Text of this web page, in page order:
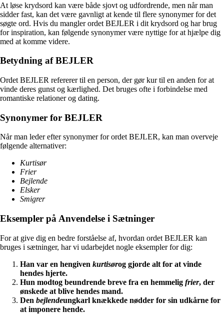
At løse krydsord kan være både sjovt og udfordrende, men når man
sidder fast, kan det være gavnligt at kende til flere synonymer for det
søgte ord. Hvis du mangler ordet BEJLER i dit krydsord og har brug
for inspiration, kan følgende synonymer være nyttige for at hjælpe dig
med at komme videre.
Betydning af BEJLER
Ordet BEJLER refererer til en person, der gør kur til en anden for at
vinde deres gunst og kærlighed. Det bruges ofte i forbindelse med
romantiske relationer og dating.
Synonymer for BEJLER
Når man leder efter synonymer for ordet BEJLER, kan man overveje
følgende alternativer:
Kurtisør
Frier
Bejlende
Elsker
Smigrer
Eksempler på Anvendelse i Sætninger
For at give dig en bedre forståelse af, hvordan ordet BEJLER kan
bruges i sætninger, har vi udarbejdet nogle eksempler for dig:
Han var en hengiven kurtisørog gjorde alt for at vinde
hendes hjerte.
Hun modtog beundrende breve fra en hemmelig frier, der
ønskede at blive hendes mand.
Den bejlendeungkarl knækkede nødder for sin udkårne for
at imponere hende.